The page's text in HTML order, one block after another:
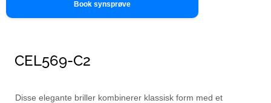
Book synsprøve
CEL569-C2
Disse elegante briller kombinerer klassisk form med et